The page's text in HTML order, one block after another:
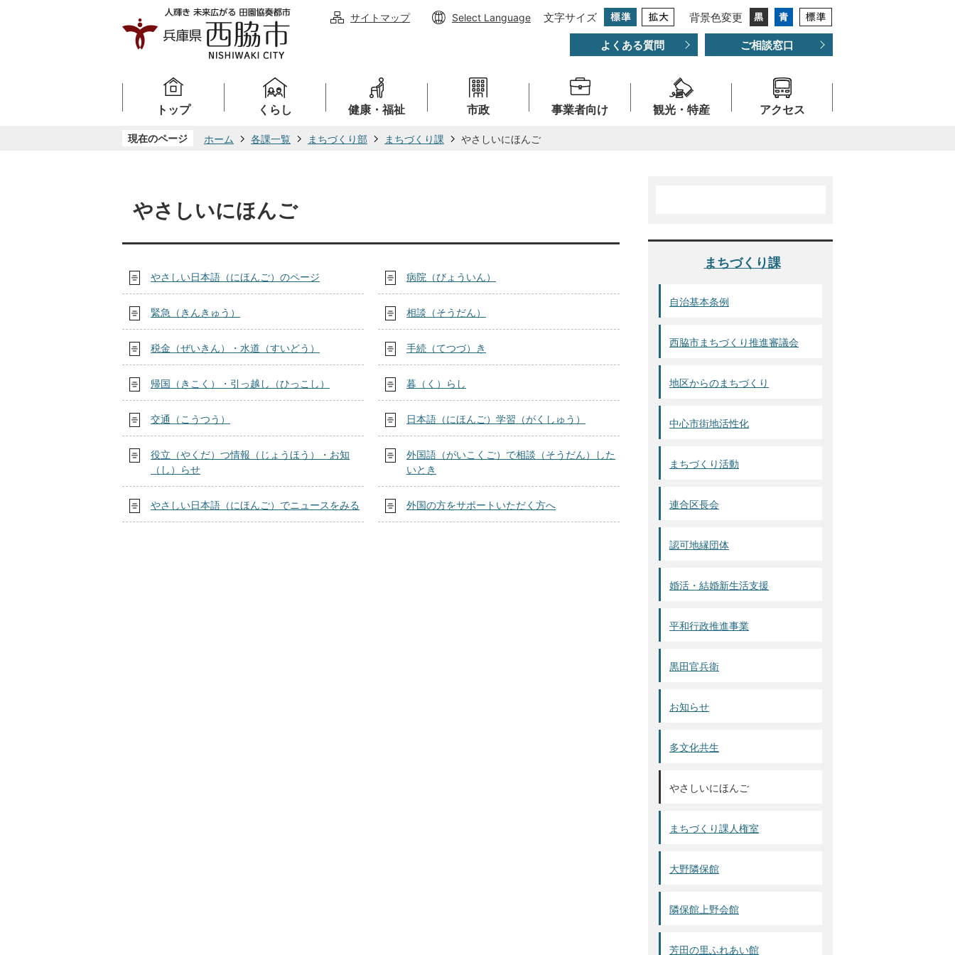
サイトマップ Select Language 文字サイズ 背景色変更
よくある質問 ご相談窓口
トップ くらし 健康・福祉 市政 事業者向け 観光・特産 アクセス
現在のページ ホーム 各課一覧 まちづくり部 まちづくり課 やさしいにほんご
やさしいにほんご
やさしい日本語（にほんご）のページ 病院（びょういん）
緊急（きんきゅう） 相談（そうだん）
税金（ぜいきん）・水道（すいどう） 手続（てつづ）き
帰国（きこく）・引っ越し（ひっこし） 暮（く）らし
交通（こうつう） 日本語（にほんご）学習（がくしゅう）
役立（やくだ）つ情報（じょうほう）・お知
（し）らせ
外国語（がいこくご）で相談（そうだん）した
いとき
やさしい日本語（にほんご）でニュースをみる 外国の方をサポートいただく方へ
まちづくり課
自治基本条例
西脇市まちづくり推進審議会
地区からのまちづくり
中心市街地活性化
まちづくり活動
連合区長会
認可地縁団体
婚活・結婚新生活支援
平和行政推進事業
黒田官兵衛
お知らせ
多文化共生
やさしいにほんご
まちづくり課人権室
大野隣保館
隣保館上野会館
芳田の里ふれあい館